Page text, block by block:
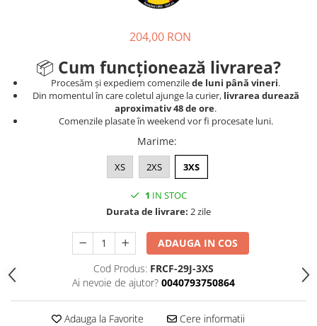
204,00 RON
📦 Cum funcționează livrarea?
Procesăm și expediem comenzilede luni până vineri.
Din momentul în care coletul ajunge la curier, livrarea durează
aproximativ 48 de ore.
Comenzile plasate în weekend vor fi procesate luni.
Marime:
XS 2XS 3XS
1 IN STOC
Durata de livrare: 2 zile
ADAUGA IN COS
Cod Produs: FRCF-29J-3XS
Ai nevoie de ajutor? 0040793750864
Adauga la Favorite Cere informatii